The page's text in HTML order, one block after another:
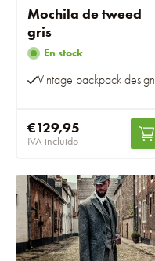
Mochila de tweed
gris
En stock
Vintage backpack design
€129,95
IVA incluido